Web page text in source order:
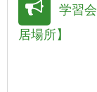
学習
居場所】